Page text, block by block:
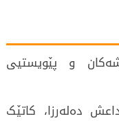
و پێویستیی
دەلەرزا، کاتێک